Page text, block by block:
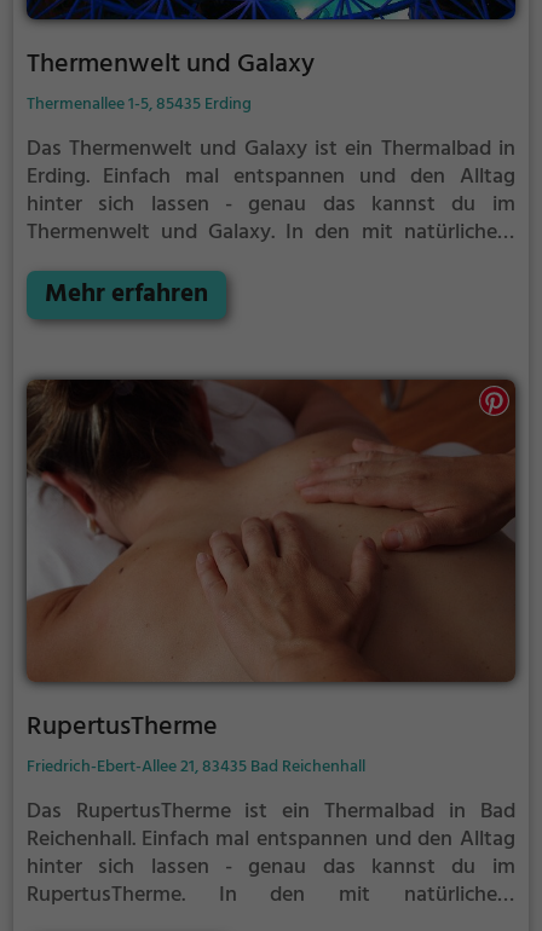
Thermenwelt und Galaxy
Thermenallee 1-5, 85435 Erding
Das Thermenwelt und Galaxy ist ein Thermalbad in
Erding. Einfach mal entspannen und den Alltag
hinter sich lassen - genau das kannst du im
Thermenwelt und Galaxy. In den mit natürlichem
angenehmer Beleuchtung erholen und deine Akkus
wieder aufladen. Besonders gut: das Thermalwasser
Muskulatur - perfekt also, als Auszeit vom
stressigen Alltag.
Mehr erfahren
RupertusTherme
Friedrich-Ebert-Allee 21, 83435 Bad Reichenhall
Das RupertusTherme ist ein Thermalbad in Bad
Reichenhall. Einfach mal entspannen und den Alltag
hinter sich lassen - genau das kannst du im
RupertusTherme. In den mit natürlichem